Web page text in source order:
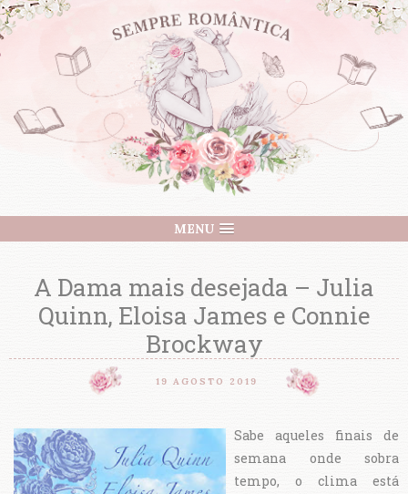
MENU
A Dama mais desejada – Julia
Quinn, Eloisa James e Connie
Brockway
19 AGOSTO 2019
Sabe aqueles finais de
semana onde sobra
tempo, o clima está